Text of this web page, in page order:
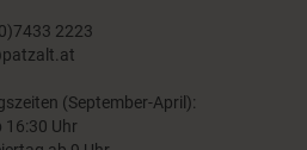
2223
(September-April):
16:30 Uhr